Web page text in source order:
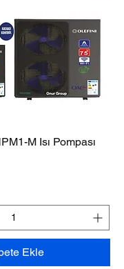
M Isı Pompası
Ekle